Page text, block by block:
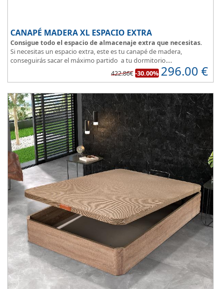
CANAPÉ MADERA XL ESPACIO EXTRA
Consigue todo el espacio de almacenaje extra que necesitas.
Si necesitas un espacio extra, este es tu canapé de madera,
conseguirás sacar el máximo partido a tu dormitorio.
y es muy transpirable, fabricada con tejido
3D y tapizada en elegante color gris.
que el polvo no se acumule debajo de la cama.
Disponible en 5 colores de madera: Blanco, ártico, cambrian,
wengue y cerezo.
422.86€ -30.00% 296.00 €